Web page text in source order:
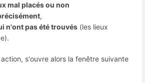
mal placés ou non
,
n'ont pas été trouvés (les lieux
s'ouvre alors la fenêtre suivante